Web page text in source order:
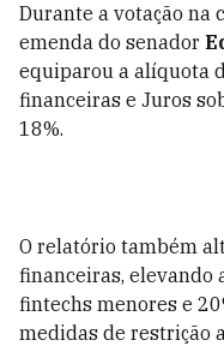
Durante a votação na
emenda do senador
equiparou a alíquota
financeiras e Juros
18%.
O relatório também
financeiras, elevando
fintechs menores e
medidas de restrição